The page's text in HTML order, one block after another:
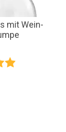
mit Wein-